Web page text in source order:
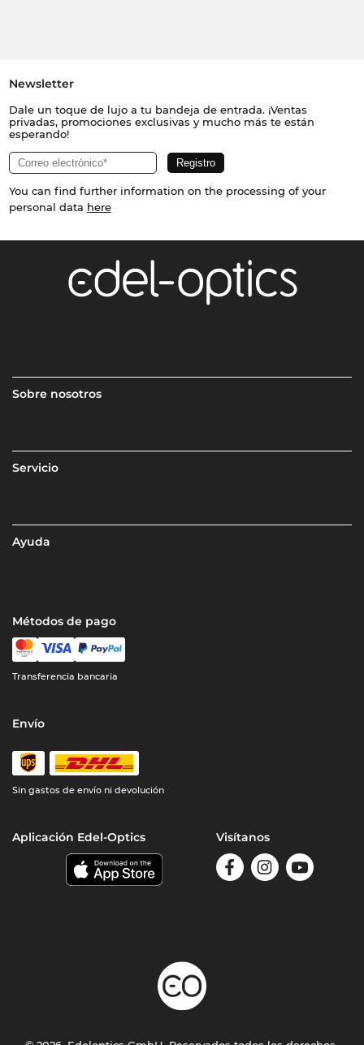
Newsletter
Dale un toque de lujo a tu bandeja de entrada. ¡Ventas
privadas, promociones exclusivas y mucho más te están
esperando!
You can find further information on the processing of your
personal data here
Sobre nosotros
Servicio
Ayuda
Métodos de pago
Transferencia bancaria
Envío
Sin gastos de envío ni devolución
Aplicación Edel-Optics Visítanos